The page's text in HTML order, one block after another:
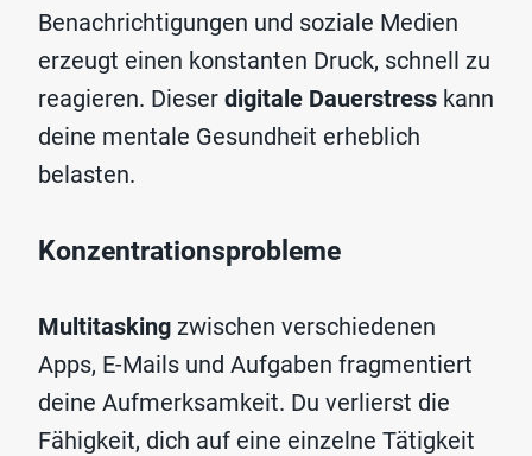
Benachrichtigungen und soziale Medien
erzeugt einen konstanten Druck, schnell zu
reagieren. Dieser digitale Dauerstress kann
deine mentale Gesundheit erheblich
belasten.
Konzentrationsprobleme
Multitasking zwischen verschiedenen
Apps, E-Mails und Aufgaben fragmentiert
deine Aufmerksamkeit. Du verlierst die
Fähigkeit, dich auf eine einzelne Tätigkeit